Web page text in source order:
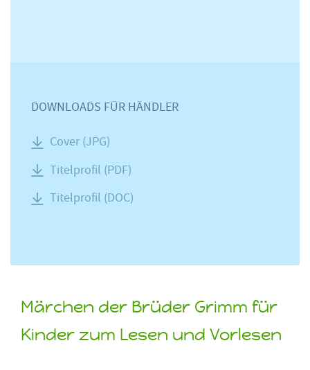
DOWNLOADS FÜR HÄNDLER
Cover (JPG)
Titelprofil (PDF)
Titelprofil (DOC)
Märchen der Brüder Grimm für
Kinder zum Lesen und Vorlesen